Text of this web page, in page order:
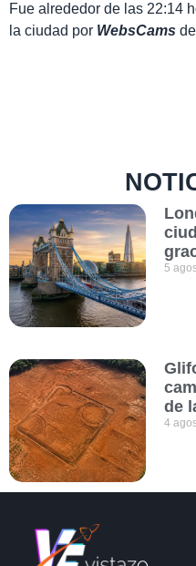
Fue alrededor de las 22:14
la ciudad por WebsCams
5
de
4